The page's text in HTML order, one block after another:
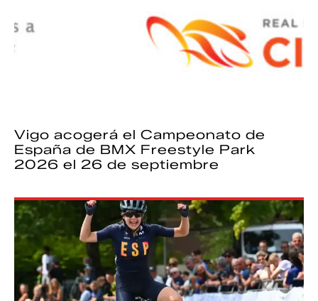
Vigo acogerá el Campeonato de
España de BMX Freestyle Park
2026 el 26 de septiembre